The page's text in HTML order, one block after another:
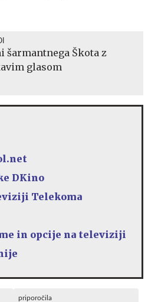
šarmantnega Škota z
glasom
DKino
Telekoma
in opcije na televiziji
priporočila